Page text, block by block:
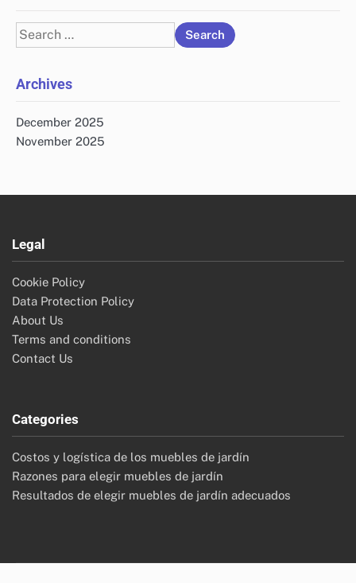
Search
for:
Archives
December 2025
November 2025
Legal
Cookie Policy
Data Protection Policy
About Us
Terms and conditions
Contact Us
Categories
Costos y logística de los muebles de jardín
Razones para elegir muebles de jardín
Resultados de elegir muebles de jardín adecuados